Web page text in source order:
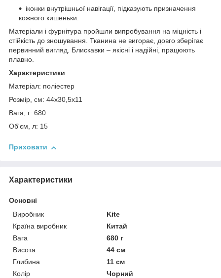
іконки внутрішньої навігації, підказують призначення
кожного кишеньки.
Матеріали і фурнітура пройшли випробування на міцність і
стійкість до зношування. Тканина не вигорає, довго зберігає
первинний вигляд. Блискавки – якісні і надійні, працюють
плавно.
Характеристики
Матеріал: поліестер
Розмір, см: 44x30,5x11
Вага, г: 680
Об'єм, л: 15
Приховати
Характеристики
Основні
Виробник
Kite
Країна виробник
Китай
Вага
680 г
Висота
44 см
Глибина
11 см
Колір
Чорний